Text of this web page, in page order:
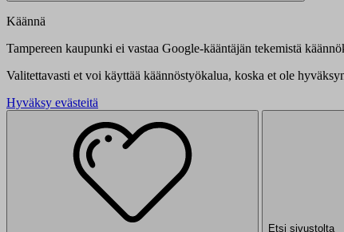
Käännä
Tampereen kaupunki ei vastaa Google-kääntäjän tekemistä
Valitettavasti et voi käyttää käännöstyökalua, koska et ole
Hyväksy evästeitä
Etsi sivustolta